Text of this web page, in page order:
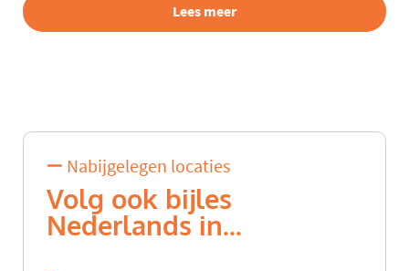
Lees meer
Nabijgelegen locaties
Volg ook bijles
Nederlands in...